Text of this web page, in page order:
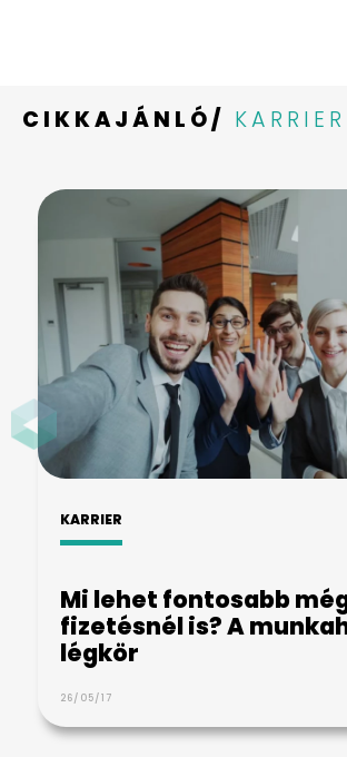
CIKKAJÁNLÓ/ KARRIER
KARRIER
Mi lehet fontosabb
fizetésnél is? A
légkör
26/05/17